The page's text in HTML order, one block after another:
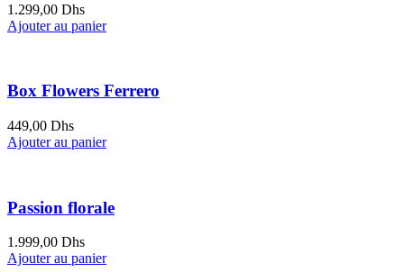
1.299,00 Dhs
Ajouter au panier
Box Flowers Ferrero
449,00 Dhs
Ajouter au panier
Passion florale
1.999,00 Dhs
Ajouter au panier